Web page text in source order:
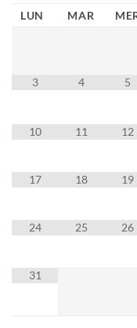
LUN MAR
3 4 5
10 11 12
17 18 19
24 25 26
31